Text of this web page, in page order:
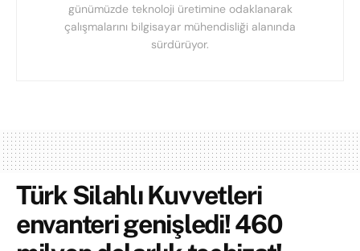
günümüzde teknoloji üretimine odaklanarak
çalışmalarını bilgisayar mühendisliği alanında
sürdürüyor.
Türk Silahlı Kuvvetleri
envanteri genişledi! 460